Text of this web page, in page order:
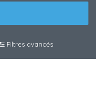
Filtres avancés